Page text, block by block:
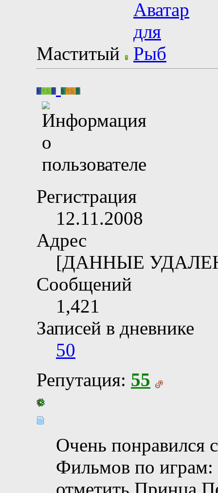
Маститый
Регистрация
12.11.2008
Адрес
[ДАННЫЕ
Сообщений
1,421
Записей в дневнике
50
Репутация: 55
Очень понравился
Фильмов по играм: